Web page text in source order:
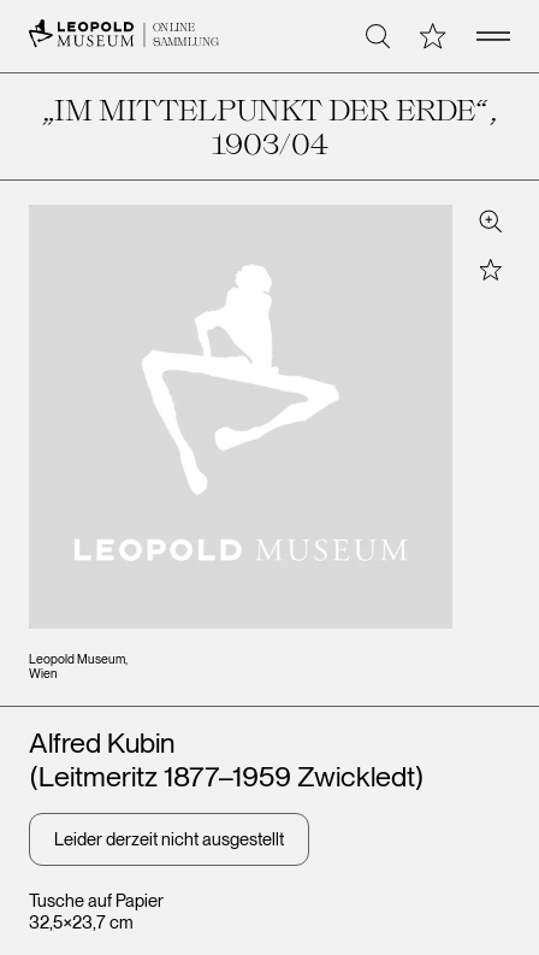
ONLINE
SAMMLUNG
Suche Meine Open
„IM MITTELPUNKT DER ERDE“,
1903/04
Leopold Museum,
Wien
Zoom
Star
Tusche auf Papier
32,5×23,7 cm
Künstler*innen
Alfred Kubin
(Leitmeritz 1877–1959 Zwickledt)
Leider derzeit nicht ausgestellt